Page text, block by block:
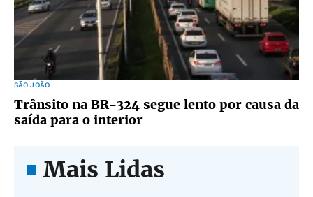
SÃO JOÃO
Trânsito na BR-324 segue lento por causa da
saída para o interior
Mais Lidas